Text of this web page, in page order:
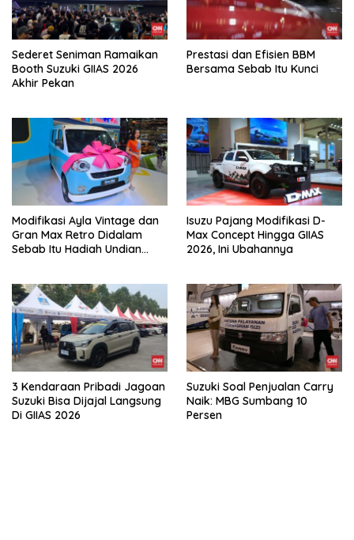
Sederet Seniman Ramaikan
Booth Suzuki GIIAS 2026
Akhir Pekan
Prestasi dan Efisien BBM
Bersama Sebab Itu Kunci
Modifikasi Ayla Vintage dan
Gran Max Retro Didalam
Sebab Itu Hadiah Undian
Isuzu Pajang Modifikasi D-
Max Concept Hingga GIIAS
2026, Ini Ubahannya
3 Kendaraan Pribadi Jagoan
Suzuki Bisa Dijajal Langsung
Di GIIAS 2026
Suzuki Soal Penjualan Carry
Naik: MBG Sumbang 10
Persen